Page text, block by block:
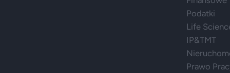
Podatki
Life
IP&TMT
Prawo